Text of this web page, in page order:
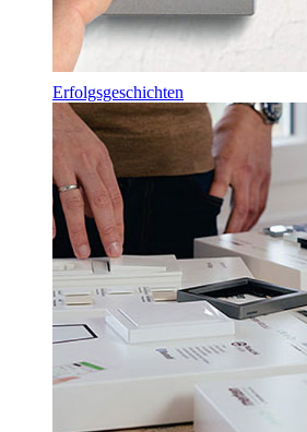
Erfolgsgeschichten